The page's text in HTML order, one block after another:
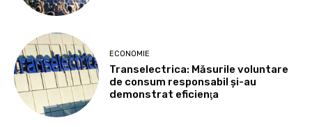
ECONOMIE
Transelectrica: Măsurile voluntare
de consum responsabil şi-au
demonstrat eficienţa